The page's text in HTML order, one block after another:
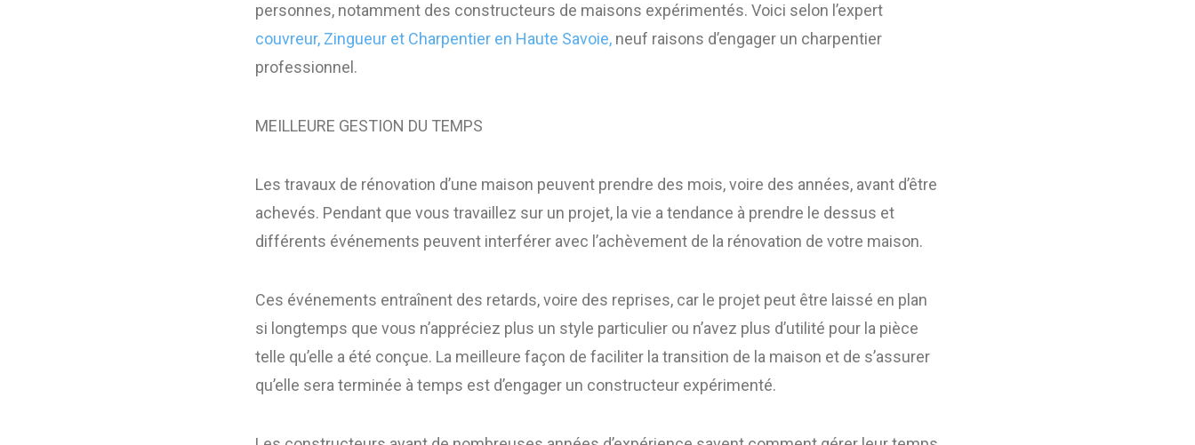
personnes, notamment des constructeurs de maisons expérimentés. Voici selon l’expert
couvreur, Zingueur et Charpentier en Haute Savoie, neuf raisons d’engager un charpentier
professionnel.
MEILLEURE GESTION DU TEMPS
Les travaux de rénovation d’une maison peuvent prendre des mois, voire des années, avant d’être
achevés. Pendant que vous travaillez sur un projet, la vie a tendance à prendre le dessus et
différents événements peuvent interférer avec l’achèvement de la rénovation de votre maison.
Ces événements entraînent des retards, voire des reprises, car le projet peut être laissé en plan
si longtemps que vous n’appréciez plus un style particulier ou n’avez plus d’utilité pour la pièce
telle qu’elle a été conçue. La meilleure façon de faciliter la transition de la maison et de s’assurer
qu’elle sera terminée à temps est d’engager un constructeur expérimenté.